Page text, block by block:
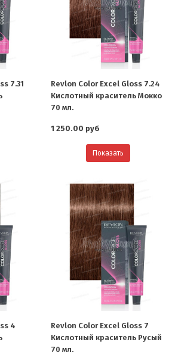
7.31
Revlon Color Excel Gloss 7.24
Кислотный краситель Мокко
70 мл.
1 250.00 руб
Показать
4
Revlon Color Excel Gloss 7
Кислотный краситель Русый
70 мл.